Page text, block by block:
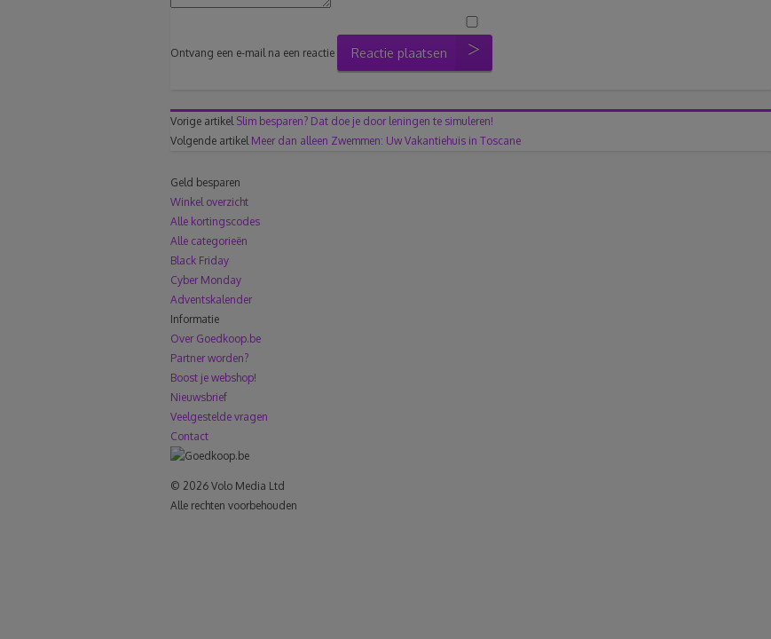
Ontvang een e-mail na een reactie Reactie plaatsen
Vorige artikel Slim besparen? Dat doe je door leningen te simuleren!
Volgende artikel Meer dan alleen Zwemmen: Uw Vakantiehuis in Toscane
Geld besparen
Winkel overzicht
Alle kortingscodes
Alle categorieën
Black Friday
Cyber Monday
Adventskalender
Informatie
Over Goedkoop.be
Partner worden?
Boost je webshop!
Nieuwsbrief
Veelgestelde vragen
Contact
© 2026 Volo Media Ltd
Alle rechten voorbehouden